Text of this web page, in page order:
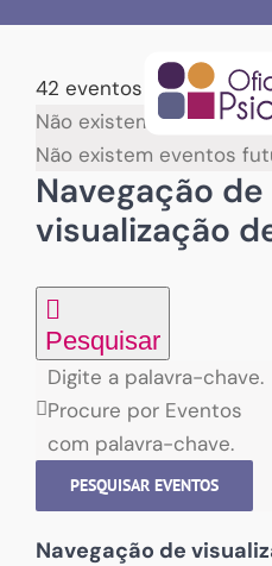
content42 eventos encontrados.
Não existem eventos
Não existem eventos
Navegação
visualização
Pesquisar
Digite a palavra-chave.
Procure por Eventos
com palavra-chave.
PESQUISAR EVENTOS
Navegação de